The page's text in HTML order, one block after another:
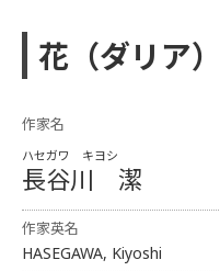
花（ダリア
作家名
ハセガワ キヨシ
長谷川 潔
作家英名
HASEGAWA, Kiyoshi